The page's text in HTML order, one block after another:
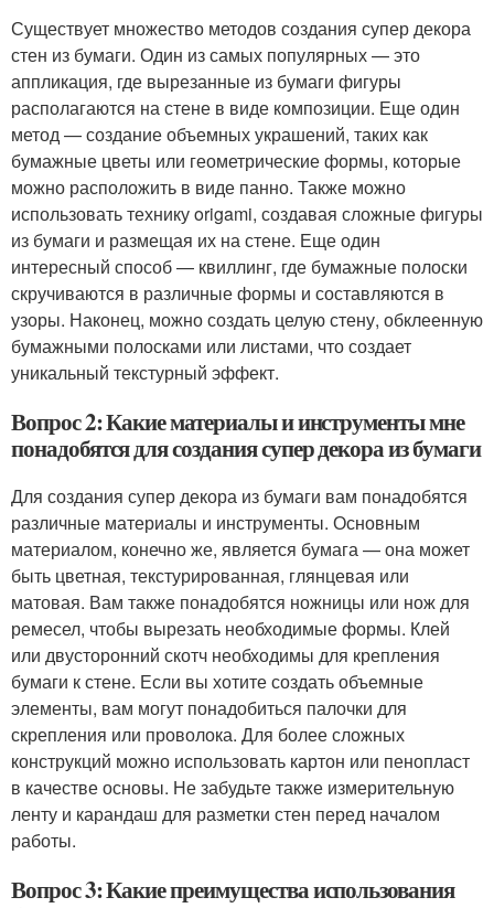
Существует множество методов создания супер декора
стен из бумаги. Один из самых популярных — это
аппликация, где вырезанные из бумаги фигуры
располагаются на стене в виде композиции. Еще один
метод — создание объемных украшений, таких как
бумажные цветы или геометрические формы, которые
можно расположить в виде панно. Также можно
использовать технику origami, создавая сложные фигуры
из бумаги и размещая их на стене. Еще один
интересный способ — квиллинг, где бумажные полоски
скручиваются в различные формы и составляются в
узоры. Наконец, можно создать целую стену, обклеенную
бумажными полосками или листами, что создает
уникальный текстурный эффект.
Вопрос 2: Какие материалы и инструменты мне
понадобятся для создания супер декора из бумаги
Для создания супер декора из бумаги вам понадобятся
различные материалы и инструменты. Основным
материалом, конечно же, является бумага — она может
быть цветная, текстурированная, глянцевая или
матовая. Вам также понадобятся ножницы или нож для
ремесел, чтобы вырезать необходимые формы. Клей
или двусторонний скотч необходимы для крепления
бумаги к стене. Если вы хотите создать объемные
элементы, вам могут понадобиться палочки для
скрепления или проволока. Для более сложных
конструкций можно использовать картон или пенопласт
в качестве основы. Не забудьте также измерительную
ленту и карандаш для разметки стен перед началом
работы.
Вопрос 3: Какие преимущества использования